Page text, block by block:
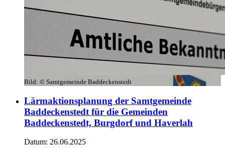
Bild: © Samtgemeinde Baddeckenstedt
Lärmaktionsplanung der Samtgemeinde
Baddeckenstedt für die Gemeinden
Baddeckenstedt, Burgdorf und Haverlah
Datum: 26.06.2025